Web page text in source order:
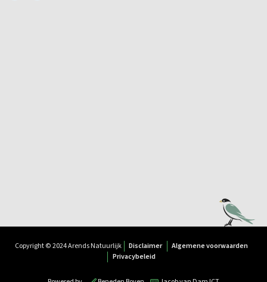
Copyright © 2024 Arends Natuurlijk Disclaimer
Algemene voorwaarden
Privacybeleid